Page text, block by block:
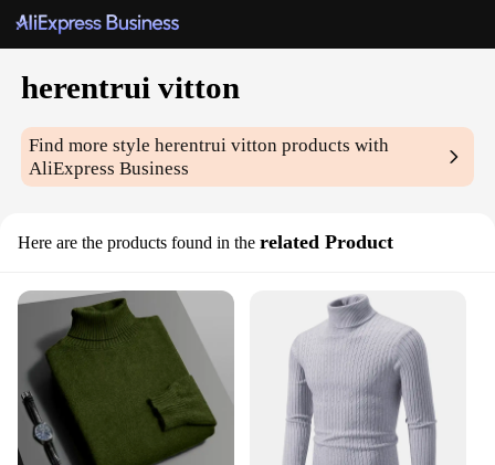
herentrui vitton
Find more styleherentrui vitton products with
AliExpress Business
Here are the products found in the related Product